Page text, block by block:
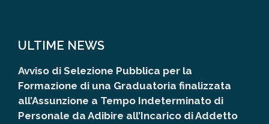
ULTIME NEWS
Avviso di Selezione Pubblica per la
Formazione di una Graduatoria finalizzata
all’Assunzione a Tempo Indeterminato di
Personale da Adibire all’Incarico di Addetto